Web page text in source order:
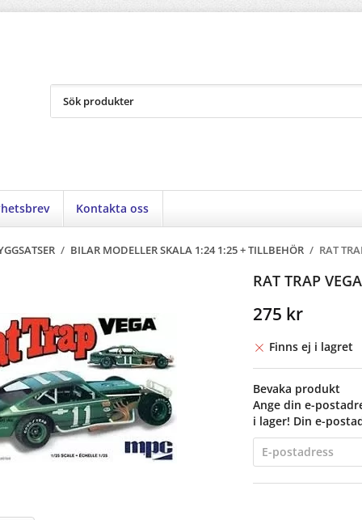
Kontakta oss
/ BILAR MODELLER SKALA 1:24 1:25 + TILLBEHÖR / RAT
RAT TRAP
275 kr
Finns ej i lagret
Bevaka produkt
Ange din e-
i lager! Din e-